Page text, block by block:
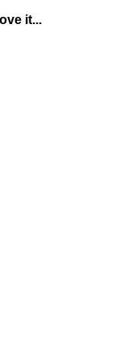
it...